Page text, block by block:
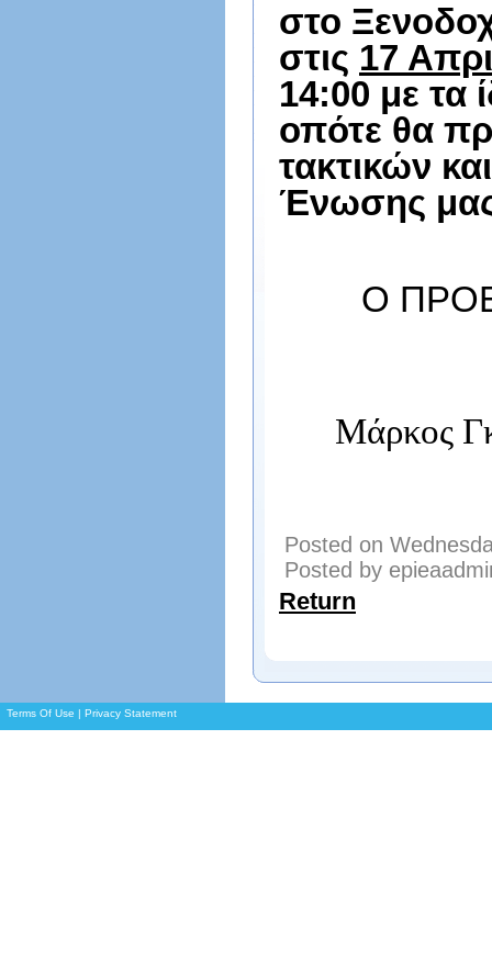
στο
στις 17
14:00 με τα
οπότε θα
τακτικών
Ένωσης
Ο
Μάρκος
Posted on
Posted by
Return
Terms Of Use | Privacy Statement